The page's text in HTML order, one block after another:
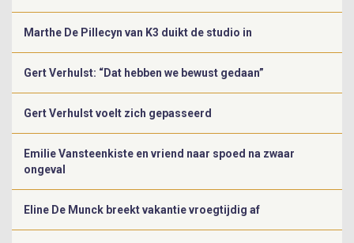
Marthe De Pillecyn van K3 duikt de studio in
Gert Verhulst: “Dat hebben we bewust gedaan”
Gert Verhulst voelt zich gepasseerd
Emilie Vansteenkiste en vriend naar spoed na zwaar
ongeval
Eline De Munck breekt vakantie vroegtijdig af